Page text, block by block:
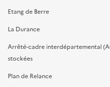
Etang de Berre
La Durance
Arrêté-cadre interdépartemental
stockées
Plan de Relance